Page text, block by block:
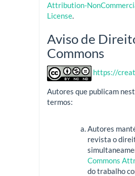
Attribution-
License.
Aviso de
Commons
https://
Autores que publicam
termos:
Autores
revista o
Commons
do trabalho